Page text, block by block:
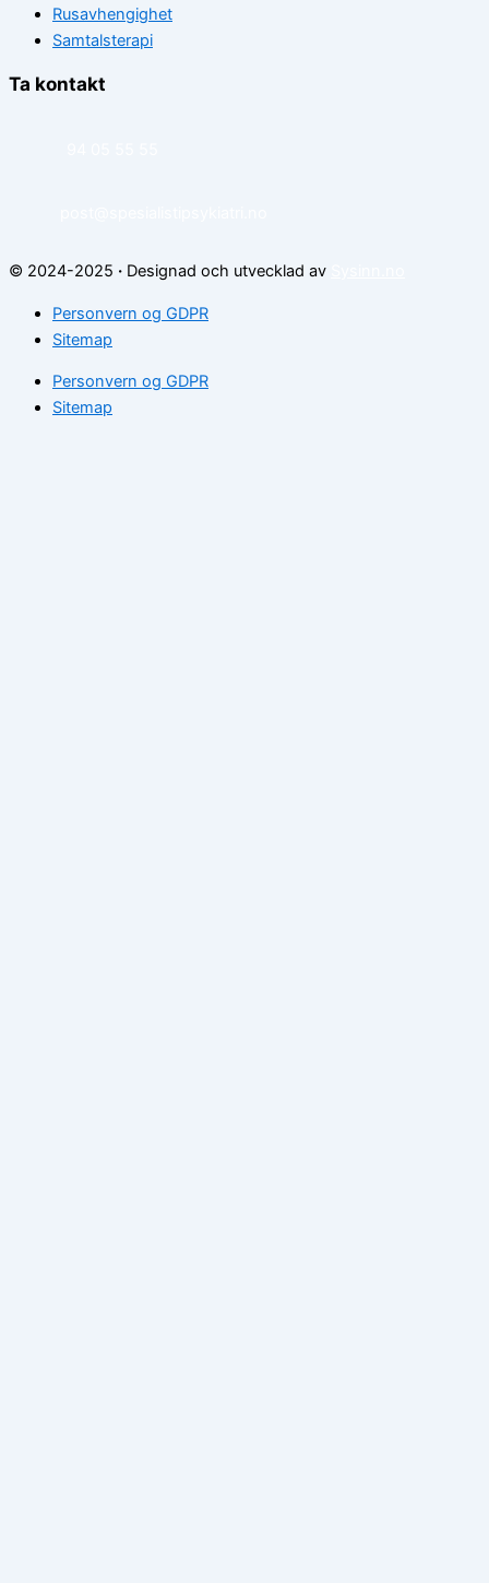
Rusavhengighet
Samtalsterapi
Ta kontakt
© 2024-2025 · Designad och utvecklad av
Personvern og GDPR
Sitemap
Personvern og GDPR
Sitemap